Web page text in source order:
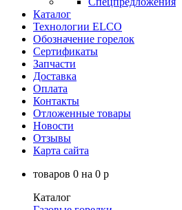
Каталог
Технологии ELCO
Обозначение горелок
Сертификаты
Запчасти
Доставка
Оплата
Контакты
Отложенные товары
Новости
Отзывы
Карта сайта
товаров 0 на 0 p
Каталог